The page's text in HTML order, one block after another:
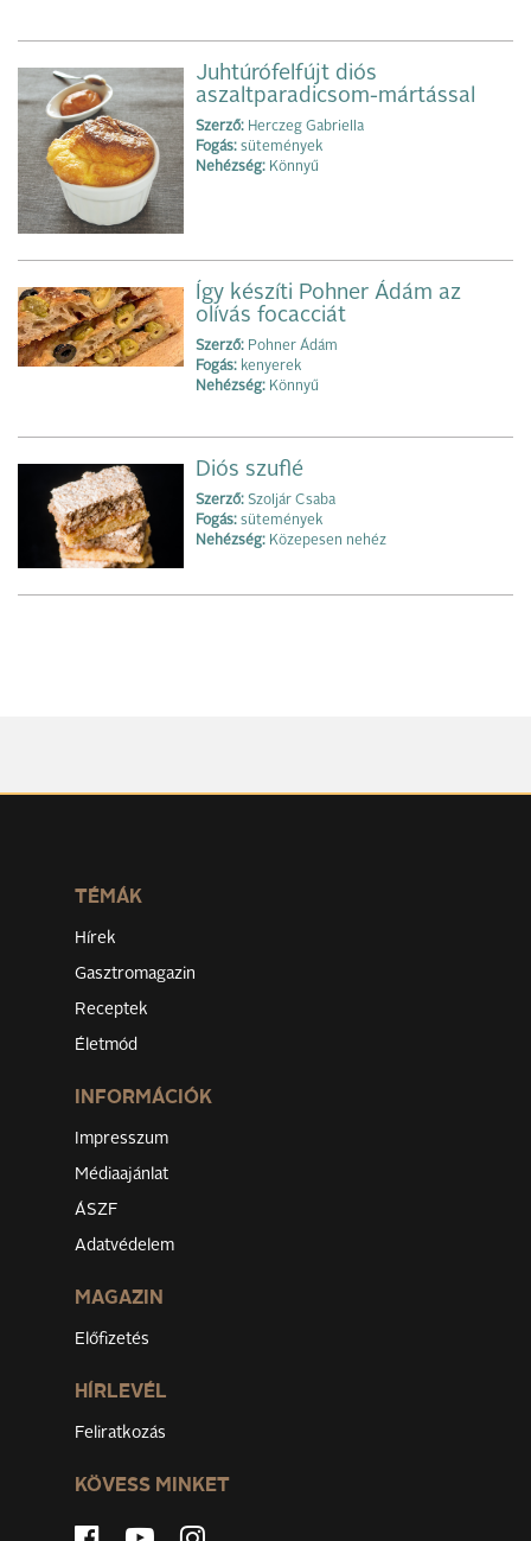
Juhtúrófelfújt diós
aszaltparadicsom-mártással
Szerző: Herczeg Gabriella
Fogás: sütemények
Nehézség: Könnyű
Így készíti Pohner Ádám az
olívás focacciát
Szerző: Pohner Ádám
Fogás: kenye‌rek
Nehézség: Könnyű
Diós szuflé
Szerző: Szoljár Csaba
Fogás: sütemények
Nehézség: Közepesen nehéz
TÉMÁK
Hírek
Gasztromagazin
Receptek
Életmód
INFORMÁCIÓK
Impresszum
Médiaajánlat
ÁSZF
Adatvédelem
MAGAZIN
Előfizetés
HÍRLEVÉL
Feliratkozás
KÖVESS MINKET